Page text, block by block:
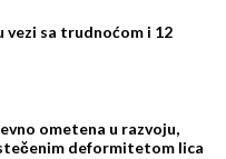
vezi sa trudnoćom i 12
ometena u razvoju,
deformitetom lica